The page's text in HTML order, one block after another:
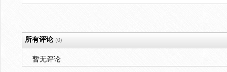
所有评论(0)
暂无评论